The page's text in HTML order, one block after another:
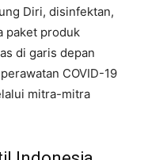
Diri, disinfektan,
paket produk
di garis depan
COVID-19
mitra-mitra